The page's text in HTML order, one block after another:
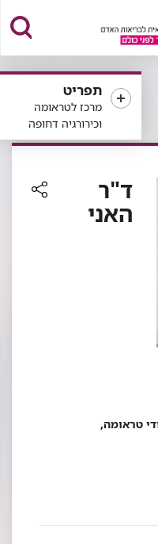
תפריט
מרכז לטראומה
וכירורגיה דחופה
ד"ר
האני
טראומה,